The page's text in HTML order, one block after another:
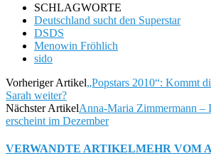
SCHLAGWORTE
Deutschland sucht den Superstar
DSDS
Menowin Fröhlich
sido
Vorheriger Artikel„Popstars 2010“: Kommt
Sarah weiter?
Nächster ArtikelAnna-Maria Zimmermann –
erscheint im Dezember
VERWANDTE ARTIKELMEHR VOM